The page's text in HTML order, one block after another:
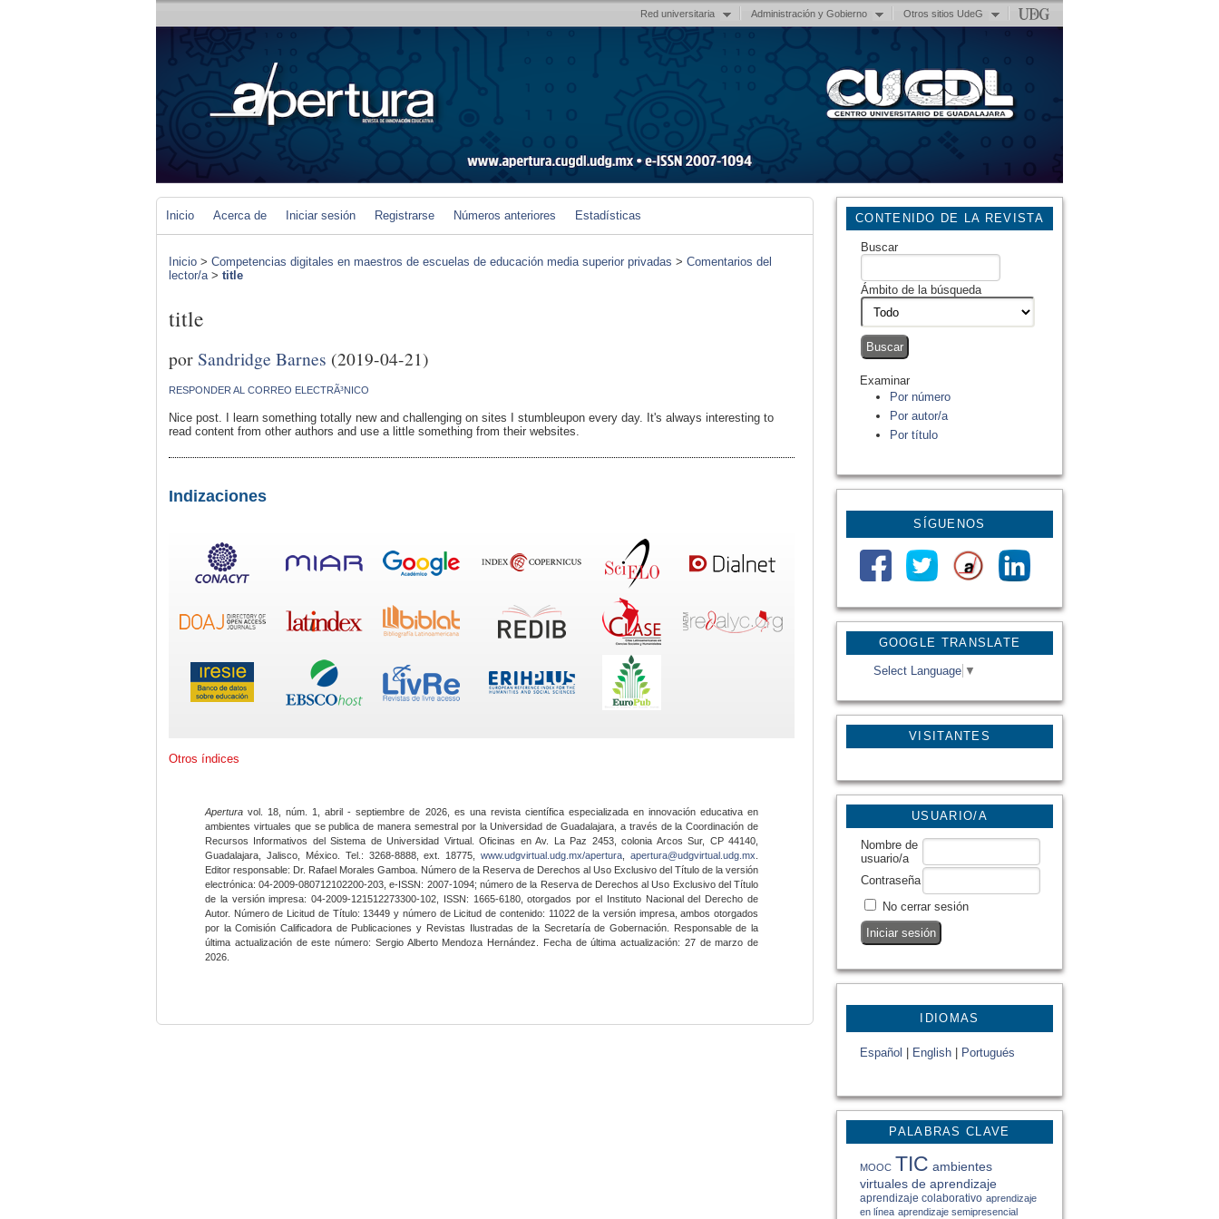
Red universitaria Administración y Gobierno Otros sitios UdeG
GOOGLE TRANSLATE
Select Language ▼
VISITANTES
CONTENIDO DE LA REVISTA
Buscar
Ámbito de la búsqueda
Examinar
Por número
Por autor/a
Por título
SÍGUENOS
USUARIO/A
Nombre de
usuario/a
Contraseña
No cerrar sesión
IDIOMAS
Español English Portugués
PALABRAS CLAVE
MOOC TIC ambientes
virtuales de aprendizaje
aprendizaje colaborativo aprendizaje
en línea aprendizaje semipresencial
Inicio Acerca de Iniciar sesión Registrarse Números anteriores Estadísticas
Inicio > Competencias digitales en maestros de escuelas de educación media superior privadas > Comentarios del
lector/a> title
title
porSandridge Barnes (2019-04-21)
RESPONDER AL CORREO ELECTRÃ³NICO
Nice post. I learn something totally new and challenging on sites I stumbleupon every day. It's always interesting to
read content from other authors and use a little something from their websites.
Indizaciones
Otros índices
Apertura vol. 18, núm. 1, abril - septiembre de 2026, es una revista científica especializada en innovación educativa en
ambientes virtuales que se publica de manera semestral por la Universidad de Guadalajara, a través de la Coordinación de
Recursos Informativos del Sistema de Universidad Virtual. Oficinas en Av. La Paz 2453, colonia Arcos Sur, CP 44140,
Guadalajara, Jalisco, México. Tel.: 3268-8888, ext. 18775,www.udgvirtual.udg.mx/apertura apertura@udgvirtual.udg.mx
Editor responsable: Dr. Rafael Morales Gamboa. Número de la Reserva de Derechos al Uso Exclusivo del Título de la versión
electrónica: 04-2009-080712102200-203, e-ISSN: 2007-1094; número de la Reserva de Derechos al Uso Exclusivo del Título
de la versión impresa: 04-2009-121512273300-102, ISSN: 1665-6180, otorgados por el Instituto Nacional del Derecho de
Autor. Número de Licitud de Título: 13449 y número de Licitud de contenido: 11022 de la versión impresa, ambos otorgados
por la Comisión Calificadora de Publicaciones y Revistas Ilustradas de la Secretaría de Gobernación. Responsable de la
última actualización de este número: Sergio Alberto Mendoza Hernández. Fecha de última actualización: 27 de marzo de
2026.